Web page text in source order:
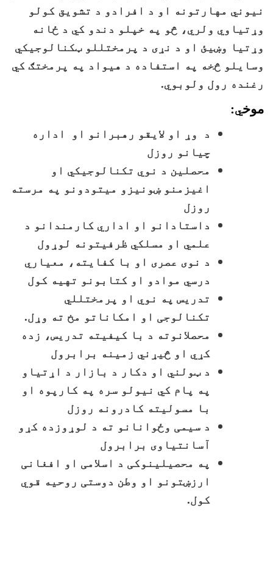
نیوني مهارتونه او د افرادو د تشویق کولو
وړتیاوي ولري، څو په خپلو دندو کي د ځانه
وړتیا وښيئ او د نړی د پرمختللو ټکنالوجیکي
وسایلو څخه په استفاده د هیواد په پرمختګ کي
رغنده رول ولوبوي.
موخي:
د وړ او لایقو رهبرانو او اداره
چيانو روزل
محصلین د نوي تکنالوجیکي او
اغیزمنو ښونیزو میتودونو په مرسته
روزل
داستادانو او اداري کارمندانو د
علمي او مسلکي ظرفیتونه لوړول
د نوی عصری او با کفایته، معیاري
درسي موادو او کتابونو تهیه کول
تدریس په نوي او پرمختللي
تکنالوجی او امکاناتو مخ ته وړل.
محصلانوته د با کیفیته تدریس، زده
کړي او څیړني زمینه برابرول
د ټولني او دکار د بازار د اړتیاو
په پام کي نیولو سره په کارپوه او
با مسولیته کادرونه روزل
د سیمی وځوانانو ته د لوړوزده کړو
آسانتياوی برابرول
په محصیلینوکی د اسلامی او افغانی
ارزښتونو او وطن دوستی روحیه قوي
کول.